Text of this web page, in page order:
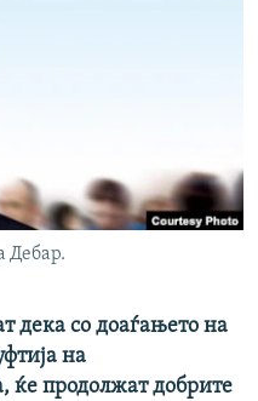
Дебар.
дека со доаѓањето на
на
ќе продолжат добрите